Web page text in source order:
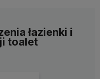
łazienki i
toalet